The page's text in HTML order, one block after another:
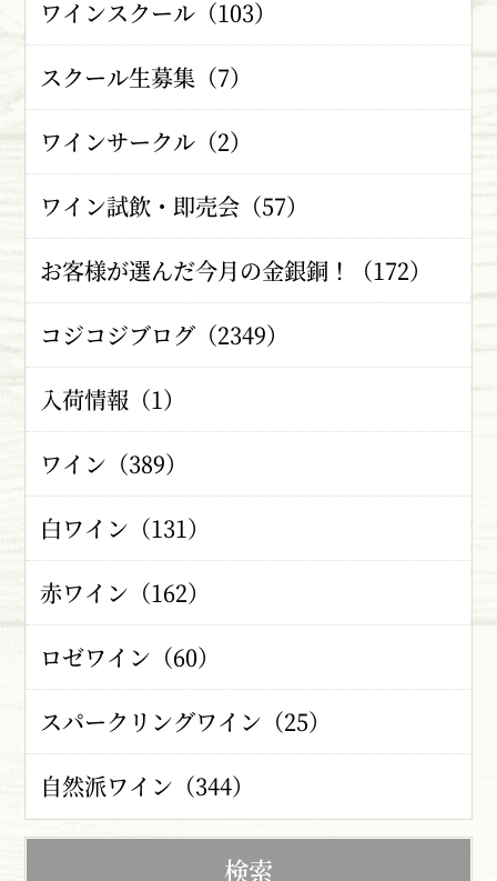
ワインスクール（103）
スクール生募集（7）
ワインサークル（2）
ワイン試飲・即売会（57）
お客様が選んだ今月の金銀銅！（172）
コジコジブログ（2349）
入荷情報（1）
ワイン（389）
白ワイン（131）
赤ワイン（162）
ロゼワイン（60）
スパークリングワイン（25）
自然派ワイン（344）
検索